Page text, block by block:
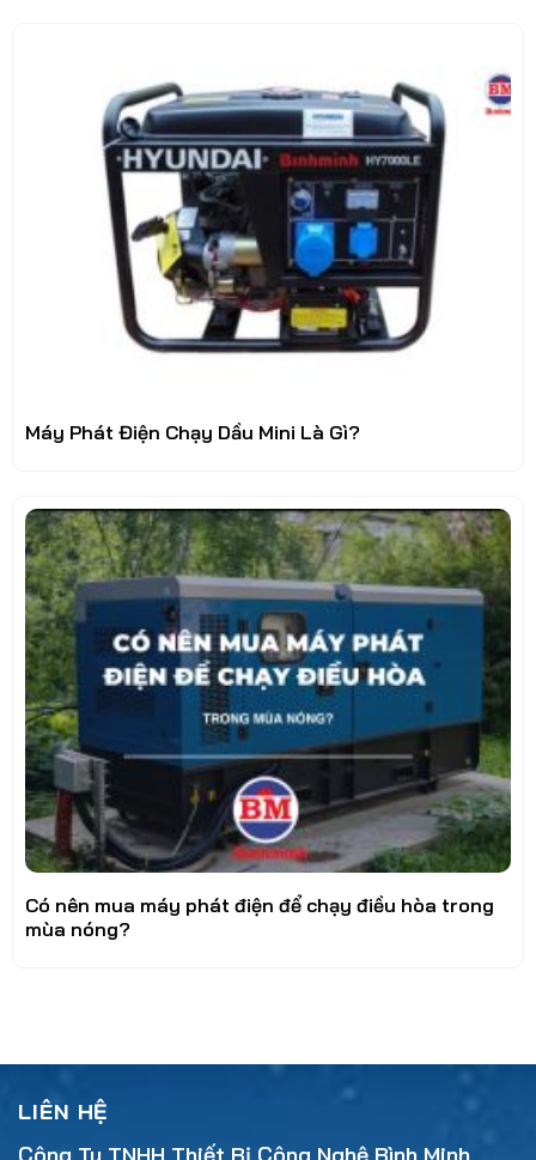
Máy Phát Điện Chạy Dầu Mini Là Gì?
Có nên mua máy phát điện để chạy điều hòa trong
mùa nóng?
LIÊN HỆ
Công Ty TNHH Thiết Bị Công Nghệ Bình Minh